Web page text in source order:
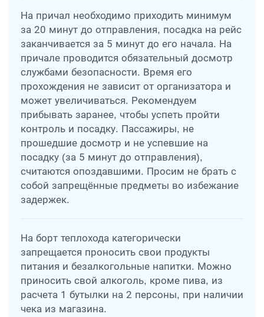
На причал необходимо приходить минимум
за 20 минут до отправления, посадка на рейс
заканчивается за 5 минут до его начала. На
причале проводится обязательный досмотр
службами безопасности. Время его
прохождения не зависит от организатора и
может увеличиваться. Рекомендуем
прибывать заранее, чтобы успеть пройти
контроль и посадку. Пассажиры, не
прошедшие досмотр и не успевшие на
посадку (за 5 минут до отправления),
считаются опоздавшими. Просим не брать с
собой запрещённые предметы во избежание
задержек.
На борт теплохода категорически
запрещается проносить свои продукты
питания и безалкогольные напитки. Можно
приносить свой алкоголь, кроме пива, из
расчета 1 бутылки на 2 персоны, при наличии
чека из магазина.